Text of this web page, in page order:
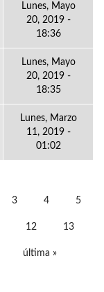
Lunes, Mayo
20, 2019 -
18:36
Lunes, Mayo
20, 2019 -
18:35
Lunes, Marzo
11, 2019 -
01:02
3 4 5
12 13
última »